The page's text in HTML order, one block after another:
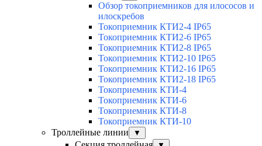
Обзор токоприемников для илососов и
илоскребов
Токоприемник КТИ2-4 IP65
Токоприемник КТИ2-6 IP65
Токоприемник КТИ2-8 IP65
Токоприемник КТИ2-10 IP65
Токоприемник КТИ2-16 IP65
Токоприемник КТИ2-18 IP65
Токоприемник КТИ-4
Токоприемник КТИ-6
Токоприемник КТИ-8
Токоприемник КТИ-10
Троллейные линии
▼